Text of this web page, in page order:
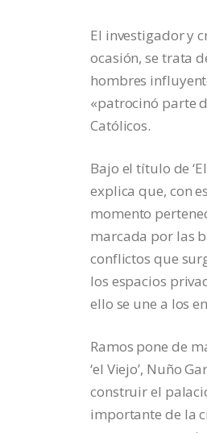
El investigador y
ocasión, se trata
hombres
«patrocinó parte
Católicos.
Bajo el título de
explica que, con
momento
marcada por las
conflictos que
los espacios
ello se une a los
Ramos pone de
‘el Viejo’, Nuño
construir el
importante de la